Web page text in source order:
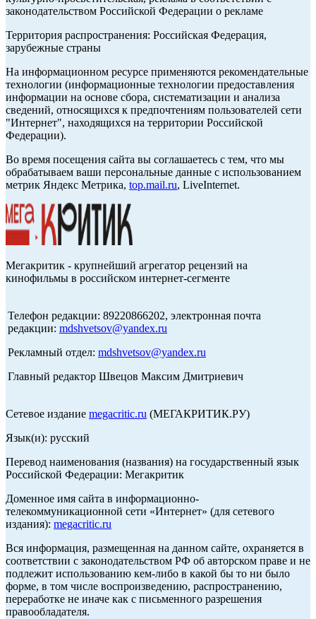
законодательством Российской Федерации о рекламе
Территория распространения: Российская Федерация,
зарубежные страны
На информационном ресурсе применяются рекомендательные
технологии (информационные технологии предоставления
информации на основе сбора, систематизации и анализа
сведений, относящихся к предпочтениям пользователей сети
"Интернет", находящихся на территории Российской
Федерации).
Во время посещения сайта вы соглашаетесь с тем, что мы
обрабатываем ваши персональные данные с использованием
метрик Яндекс Метрика, top.mail.ru, LiveInternet.
Мегакритик - крупнейший агрегатор рецензий на
кинофильмы в российском интернет-сегменте
Телефон редакции: 89220866202, электронная почта
редакции: mdshvetsov@yandex.ru
Рекламный отдел: mdshvetsov@yandex.ru
Главный редактор Швецов Максим Дмитриевич
Сетевое издание megacritic.ru (МЕГАКРИТИК.РУ)
Язык(и): русский
Перевод наименования (названия) на государственный язык
Российской Федерации: Мегакритик
Доменное имя сайта в информационно-
телекоммуникационной сети «Интернет» (для сетевого
издания): megacritic.ru
Вся информация, размещенная на данном сайте, охраняется в
соответствии с законодательством РФ об авторском праве и не
подлежит использованию кем-либо в какой бы то ни было
форме, в том числе воспроизведению, распространению,
переработке не иначе как с письменного разрешения
правообладателя.